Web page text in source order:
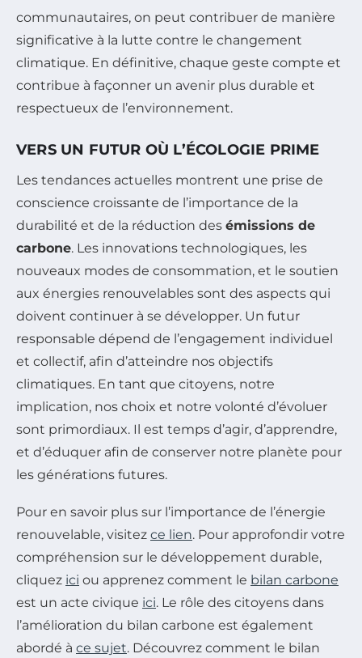
communautaires, on peut contribuer de manière
significative à la lutte contre le changement
climatique. En définitive, chaque geste compte et
contribue à façonner un avenir plus durable et
respectueux de l’environnement.
VERS UN FUTUR OÙ L’ÉCOLOGIE PRIME
Les tendances actuelles montrent une prise de
conscience croissante de l’importance de la
durabilité et de la réduction des émissions de
carbone. Les innovations technologiques, les
nouveaux modes de consommation, et le soutien
aux énergies renouvelables sont des aspects qui
doivent continuer à se développer. Un futur
responsable dépend de l’engagement individuel
et collectif, afin d’atteindre nos objectifs
climatiques. En tant que citoyens, notre
implication, nos choix et notre volonté d’évoluer
sont primordiaux. Il est temps d’agir, d’apprendre,
et d’éduquer afin de conserver notre planète pour
les générations futures.
Pour en savoir plus sur l’importance de l’énergie
renouvelable, visitez ce lien. Pour approfondir votre
compréhension sur le développement durable,
cliquez ici ou apprenez comment le bilan carbone
est un acte civique ici. Le rôle des citoyens dans
l’amélioration du bilan carbone est également
abordé à ce sujet. Découvrez comment le bilan